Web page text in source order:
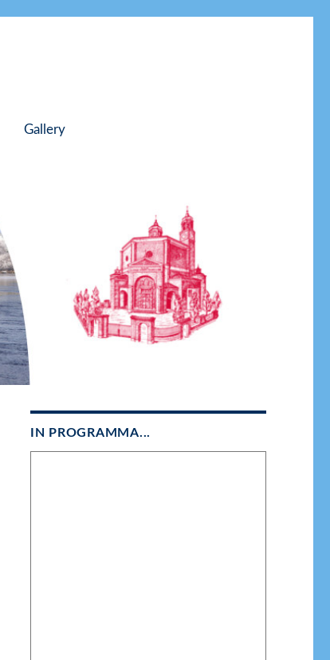
Gallery
IN PROGRAMMA...